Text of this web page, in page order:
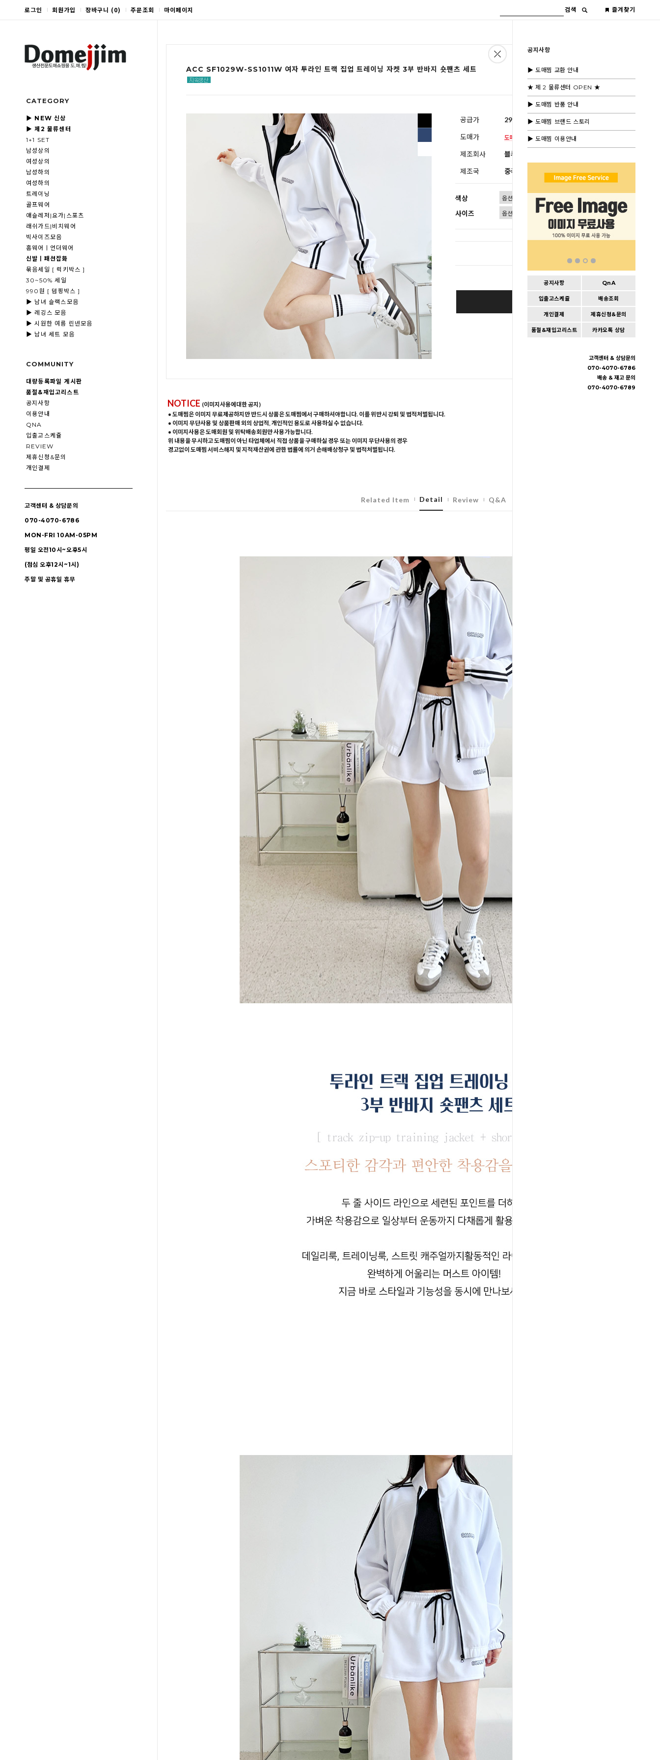
로그인 회원가입 장바구니 (0) 주문조회 마이페이지 검색 즐겨찾기
CATEGORY
▶ NEW 신상
▶ 제2 물류센터
1+1 SET
남성상의
여성상의
남성하의
여성하의
트레이닝
골프웨어
애슬레저|요가|스포츠
래쉬가드|비치웨어
빅사이즈모음
홈웨어ㅣ언더웨어
신발ㅣ패션잡화
묶음세일 [ 럭키박스 ]
30~50% 세일
990원 [ 덤핑박스 ]
▶ 남녀 슬랙스모음
▶ 레깅스 모음
▶ 시원한 여름 린넨모음
▶ 남녀 세트 모음
COMMUNITY
대량등록파일 게시판
품절&재입고리스트
공지사항
이용안내
QNA
입출고스케쥴
REVIEW
제휴신청&문의
개인결제
고객센터 & 상담문의
070-4070-6786
MON-FRI 10AM-05PM
평일 오전10시~오후5시
(점심 오후12시~1시)
주말 및 공휴일 휴무
공지사항
▶ 도매찜 교환 안내
★ 제 2 물류센터 OPEN ★
▶ 도매찜 반품 안내
▶ 도매찜 브랜드 스토리
▶ 도매찜 이용안내
공지사항 QnA
입출고스케쥴 배송조회
개인결제 제휴신청&문의
품절&재입고리스트 카카오톡 상담
고객센터 & 상담문의
070-4070-6786
배송 & 재고 문의
070-4070-6789
ACC SF1029W-SS1011W 여자 투라인 트랙 집업 트레이닝 자켓 3부 반바지 숏팬츠 세트
공급가 29,600원 (부가세별도)
도매가
제조회사 블루모드 제휴사
제조국 중국
색상
사이즈
BUY IT NOW
Cart | Wishlist
NOTICE (이미지사용에대한 공지)
• 도매찜은 이미지 무료제공하지만 반드시 상품은 도매찜에서 구매하셔야합니다. 이를 위반시 강퇴 및 법적처벌됩니다.
• 이미지 무단사용 및 상품판매 외의 상업적, 개인적인 용도로 사용하실 수 없습니다.
• 이미지사용은 도매회원 및 위탁배송회원만 사용가능합니다.
위 내용을 무시하고 도매찜이 아닌 타업체에서 직접 상품을 구매하실 경우 또는 이미지 무단사용의 경우
경고없이 도매찜 서비스해지 및 지적재산권에 관한 법률에 의거 손해배상청구 및 법적처벌됩니다.
Related Item Detail Review Q&A